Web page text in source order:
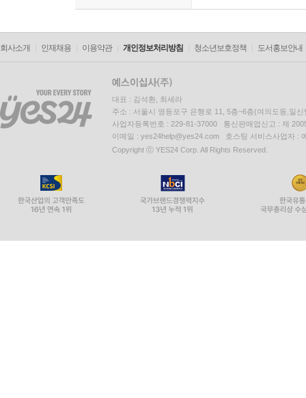
회사소개 인재채용 이용약관 개인정보처리방침 청소년보호정책 도서홍보안내
대표 : 김석환, 최세라
주소 : 서울시 영등포구 은행로 11, 5층~6층(여의도동,일신
사업자등록번호 : 229-81-37000 통신판매업신고 : 제
이메일 : yes24help@yes24.com 호스팅 서비스사업자 :
Copyright ⓒ YES24 Corp. All Rights Reserved.